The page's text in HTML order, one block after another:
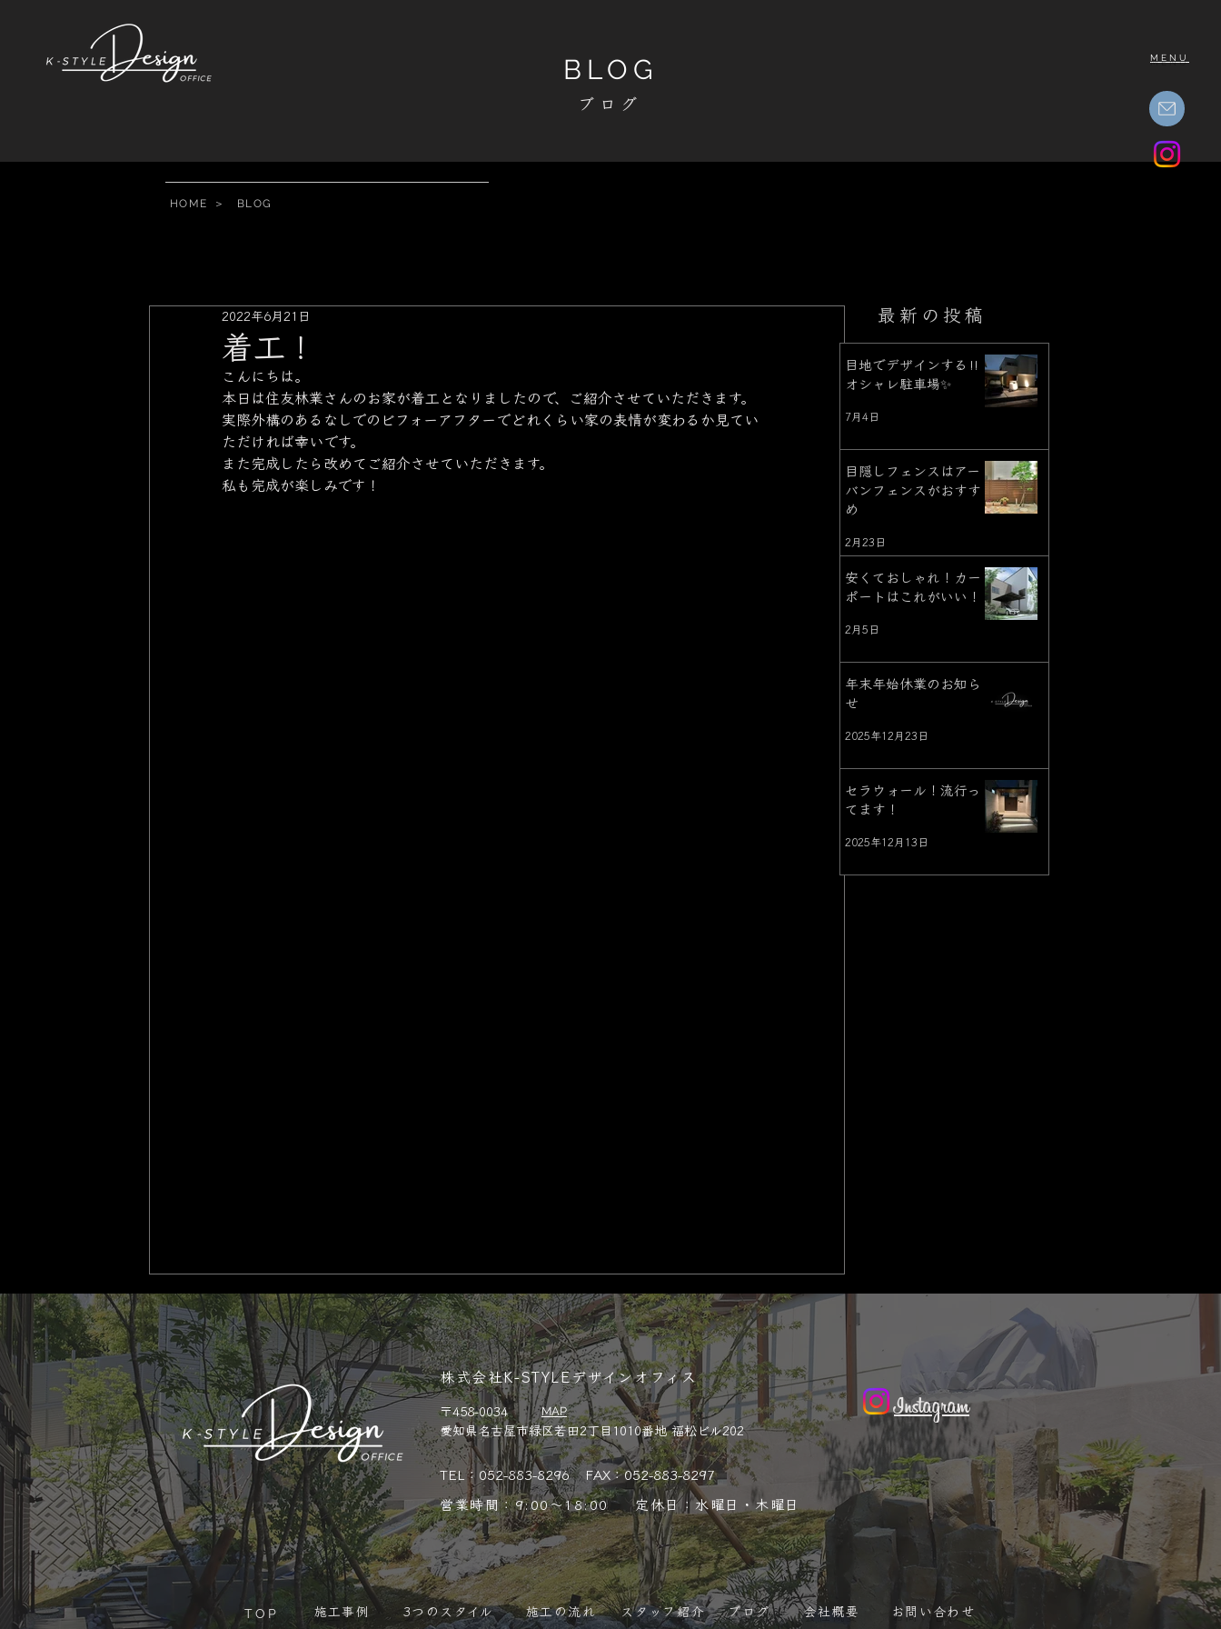
MENU
BLOG
ブログ
HOME ＞ BLOG
着工！
2022年6月21日
こんにちは。
本日は住友林業さんのお家が着工となりましたので、ご紹介させていただきます。
実際外構のあるなしでのビフォーアフターでどれくらい家の表情が変わるか見てい
ただければ幸いです。
また完成したら改めてご紹介させていただきます。
私も完成が楽しみです！
最新の投稿
目地でデザインする‼︎
オシャレ駐車場✨
7月4日
目隠しフェンスはアー
バンフェンスがおすす
め
2月23日
安くておしゃれ！カー
ポートはこれがいい！
2月5日
年末年始休業のお知ら
せ
2025年12月23日
セラウォール！流行っ
てます！
2025年12月13日
株式会社K-STYLEデザインオフィス
〒458-0034
愛知県名古屋市緑区若田2丁目1010番地 福松ビル202
MAP
TEL：052-883-8296
FAX：052-883-8297
営業時間：9:00～18:00 定休日：水曜日・木曜日
Instagram
TOP ​施工事例 3つのスタイル 施工の流れ スタッフ紹介 ブログ 会社概要 お問い合わせ